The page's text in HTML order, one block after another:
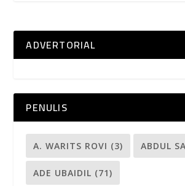
ADVERTORIAL
PENULIS
A. WARITS ROVI (3) ABDUL
ADE UBAIDIL (71)